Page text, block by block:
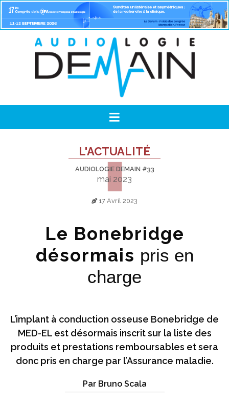
L'ACTUALITÉ
AUDIOLOGIE DEMAIN #33
mai 2023
17 Avril 2023
Le Bonebridge
désormais pris en
charge
L’implant à conduction osseuse Bonebridge de
MED-EL est désormais inscrit sur la liste des
produits et prestations remboursables et sera
donc pris en charge par l’Assurance maladie.
Par Bruno Scala